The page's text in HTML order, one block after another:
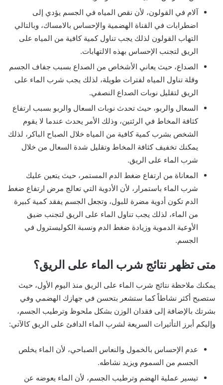
آلام في القولون، لأن نقص المياه في الجسم يؤدي إلى
اضطرابات في القناة الهضمية والإحساس بالامساك، وبالتالي
التهاب القولون لذلك يجب تناول كمية كافية من المياه على
الريق لتجنب الإحساس بهذه الالتهابات.
الصداع، حيث يعاني الأشخاص من الصداع بسبب جفاف الجسم
وقلة تناول المياه لفترات طويلة، لذلك يجب شرب الماء على
الريق لتقليل نوبات الصداع النصفي.
السعال والربو، حيث تحدث نوبات السعال والربو بسبب ارتفاع
كثافة المخاط في الرئتين، وذلك الأمر يحدث عندما لا يقوم
الشخص بشرب كمية كافية من المياه خلال الصباح الباكر، لذلك
يمكنك تخفيف كثافة المخاط وتقليل شدة السعال من خلال
شرب الماء على الريق.
المعاناة من ارتفاع ضغط الدم المستمر، حيث يتعين عليك
شرب الماء باستمرار، لأن الأدوية التي تعالج مرض ارتفاع ضغط
الدم تكون أدوية مضرة للبول، وتجعل الجسم يفقد كمية كبيرة
من الماء، لذلك يجب تناول الماء على الريق لتجنب ضيق
الأوعية الدموية وزيادة ضغط الدم ونسبة الكوليسترول في
الجسم.
متى تظهر نتائج شرب الماء على الريق؟
يمكنك ملاحظة نتائج شرب الماء على الريق منذ اليوم الأول، حيث
ستصبح أكثر نشاطاً كما ستشعر بتحسن في جهازك الهضمي وفي
بشرتك بالإضافة إلى فقدان الوزن بشكل ملحوظ وترطيب الجسم،
وإليكم أبرز التأثيرات السريعة لشرب الماء الدافئ على الريق كالآتي:
عدم الإحساس بالخمول والنعاس الصباحي، لأن الماء يخلص
الجسم من السموم ويزيد نشاطه.
تيسير عملية الهضم وترطيب الجسم، لأن الماء يعوضه عن